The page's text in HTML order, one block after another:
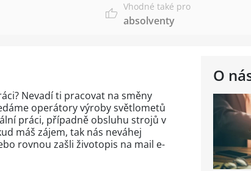
Vhodné také pro
absolventy
O
Nevadí ti pracovat na směny
operátory výroby světlometů
práci, případně obsluhu strojů v
máš zájem, tak nás neváhej
rovnou zašli životopis na mail e-